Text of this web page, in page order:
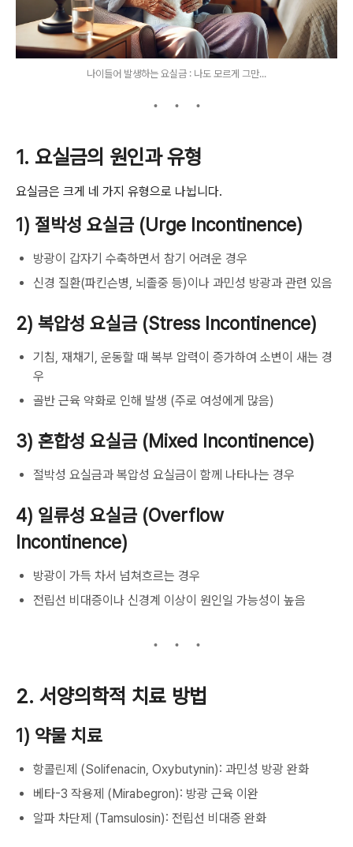
나이들어 발생하는 요실금 : 나도 모르게 그만...
1. 요실금의 원인과 유형
요실금은 크게 네 가지 유형으로 나뉩니다.
1) 절박성 요실금 (Urge Incontinence)
방광이 갑자기 수축하면서 참기 어려운 경우
신경 질환(파킨슨병, 뇌졸중 등)이나 과민성 방광과 관련 있음
2) 복압성 요실금 (Stress Incontinence)
기침, 재채기, 운동할 때 복부 압력이 증가하여 소변이 새는 경
우
골반 근육 약화로 인해 발생 (주로 여성에게 많음)
3) 혼합성 요실금 (Mixed Incontinence)
절박성 요실금과 복압성 요실금이 함께 나타나는 경우
4) 일류성 요실금 (Overflow
Incontinence)
방광이 가득 차서 넘쳐흐르는 경우
전립선 비대증이나 신경계 이상이 원인일 가능성이 높음
2. 서양의학적 치료 방법
1) 약물 치료
항콜린제 (Solifenacin, Oxybutynin): 과민성 방광 완화
베타-3 작용제 (Mirabegron): 방광 근육 이완
알파 차단제 (Tamsulosin): 전립선 비대증 완화